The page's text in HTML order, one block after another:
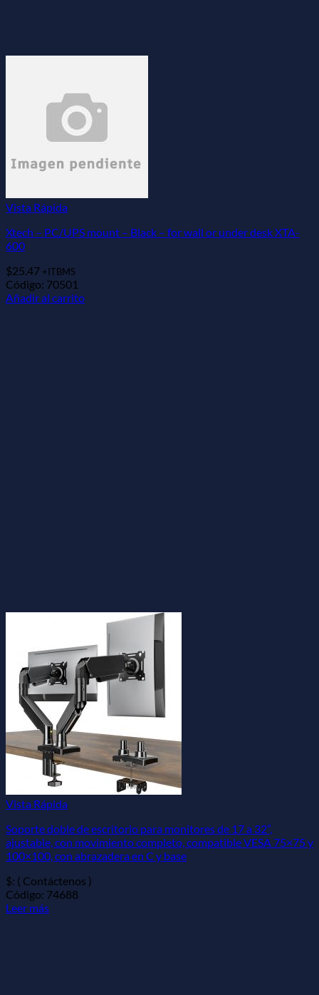
Vista Rápida
Xtech – PC/UPS mount – Black – for wall or under desk XTA-
600
$25.47 +ITBMS
Código: 70501
Añadir al carrito
Vista Rápida
Soporte doble de escritorio para monitores de 17 a 32”,
ajustable, con movimiento completo, compatible VESA 75×75 y
100×100, con abrazadera en C y base
$: ( Contáctenos )
Código: 74688
Leer más